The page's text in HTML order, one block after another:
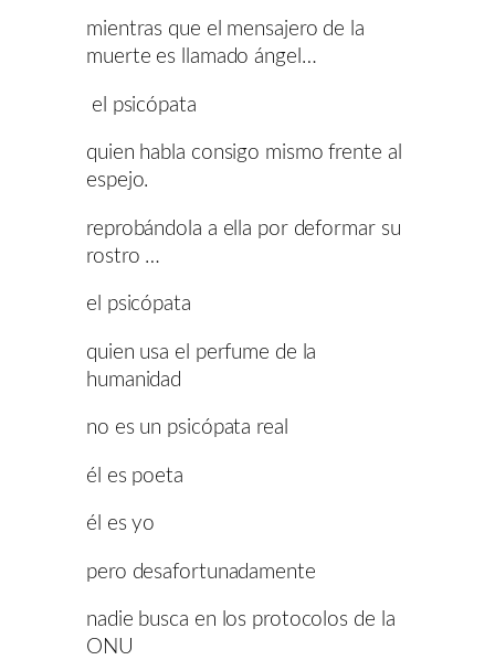
mientras que el mensajero de la
muerte es llamado ángel…
el psicópata
quien habla consigo mismo frente al
espejo.
reprobándola a ella por deformar su
rostro …
el psicópata
quien usa el perfume de la
humanidad
no es un psicópata real
él es poeta
él es yo
pero desafortunadamente
nadie busca en los protocolos de la
ONU